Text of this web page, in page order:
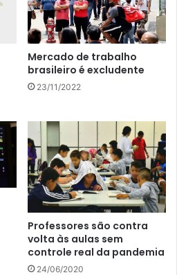
Mercado de trabalho
brasileiro é excludente
23/11/2022
Professores são contra
volta às aulas sem
controle real da pandemia
24/06/2020